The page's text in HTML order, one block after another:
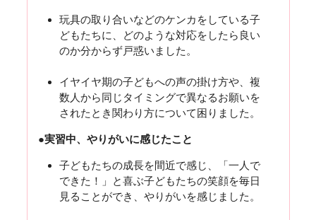
玩具の取り合いなどのケンカをしている子
どもたちに、どのような対応をしたら良い
のか分からず戸惑いました。
イヤイヤ期の子どもへの声の掛け方や、複
数人から同じタイミングで異なるお願いを
されたとき関わり方について困りました。
●実習中、やりがいに感じたこと
子どもたちの成長を間近で感じ、「一人で
できた！」と喜ぶ子どもたちの笑顔を毎日
見ることができ、やりがいを感じました。